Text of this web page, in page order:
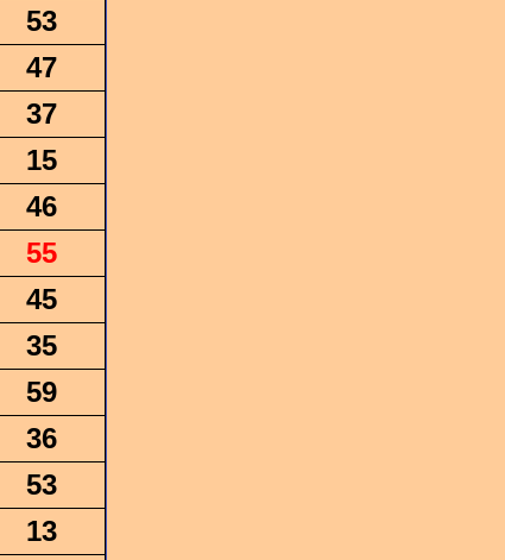
53
47
37
15
46
55
45
35
59
36
53
13